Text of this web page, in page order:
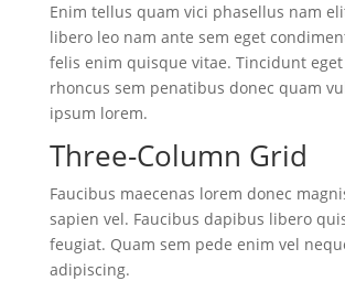
Enim tellus quam vici phasellus nam
libero leo nam ante sem eget
felis enim quisque vitae. Tincidunt
rhoncus sem penatibus donec quam
ipsum lorem.
Three-Column Grid
Faucibus maecenas lorem donec
sapien vel. Faucibus dapibus libero
feugiat. Quam sem pede enim vel
adipiscing.